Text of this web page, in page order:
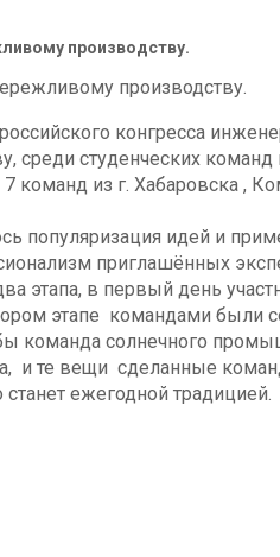
производству.
конгресса
среди студенческих
7 команд из г. Хабаровска
популяризация идей и
приглашённых
этапа, в первый день
этапе командами были
команда солнечного
и те вещи сделанные
станет ежегодной